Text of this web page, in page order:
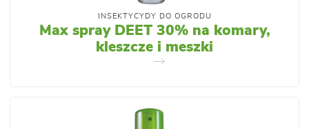
INSEKTYCYDY DO OGRODU
Max spray DEET 30% na komary,
kleszcze i meszki